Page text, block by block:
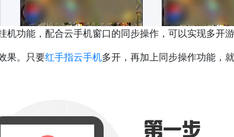
能，配合云手机窗口的同步操作，可以实现多开游
果。只要红手指云手机多开，再加上同步操作功能，